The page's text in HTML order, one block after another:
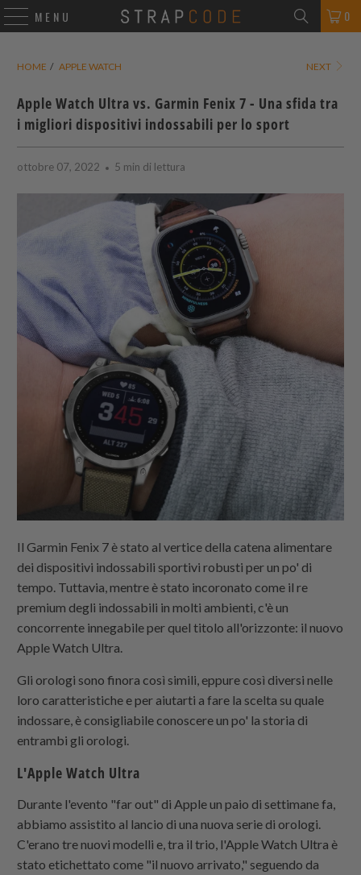
MENU 0
HOME / APPLE WATCH NEXT
Apple Watch Ultra vs. Garmin Fenix 7 - Una sfida tra
i migliori dispositivi indossabili per lo sport
ottobre 07, 2022 5 min di lettura
Il Garmin Fenix 7 è stato al vertice della catena alimentare
dei dispositivi indossabili sportivi robusti per un po' di
tempo. Tuttavia, mentre è stato incoronato come il re
premium degli indossabili in molti ambienti, c'è un
concorrente innegabile per quel titolo all'orizzonte: il nuovo
Apple Watch Ultra.
Gli orologi sono finora così simili, eppure così diversi nelle
loro caratteristiche e per aiutarti a fare la scelta su quale
indossare, è consigliabile conoscere un po' la storia di
entrambi gli orologi.
L'Apple Watch Ultra
Durante l'evento "far out" di Apple un paio di settimane fa,
abbiamo assistito al lancio di una nuova serie di orologi.
C'erano tre nuovi modelli e, tra il trio, l'Apple Watch Ultra è
stato etichettato come "il nuovo arrivato," seguendo da